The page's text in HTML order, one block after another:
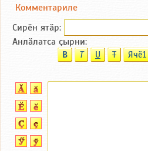
Комментариле
Сирӗн ятӑp:
Анлӑлатса ҫырни:
B T U T Ячӗ1